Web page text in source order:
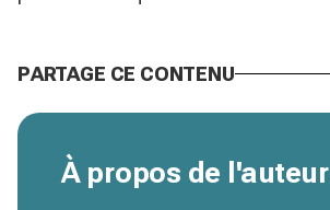
PARTAGE CE CONTENU
À propos de l'auteur